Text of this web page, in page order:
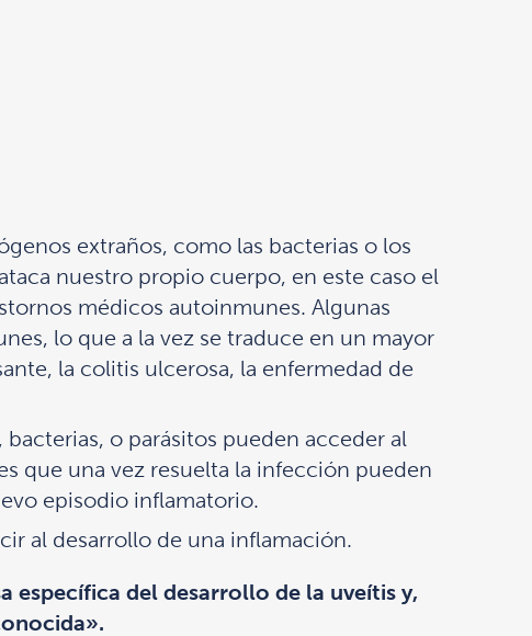
extraños, como las bacterias o los
nuestro propio cuerpo, en este caso el
médicos autoinmunes. Algunas
lo que a la vez se traduce en un mayor
la colitis ulcerosa, la enfermedad de
o parásitos pueden acceder al
que una vez resuelta la infección pueden
episodio inflamatorio.
al desarrollo de una inflamación.
específica del desarrollo de la uveítis y,